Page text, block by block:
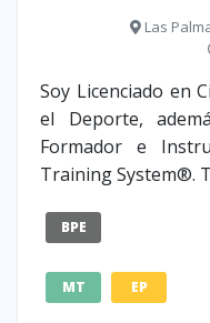
Las
Soy Licenciado en
el Deporte,
Formador e
Training System®.
BPE
MT EP